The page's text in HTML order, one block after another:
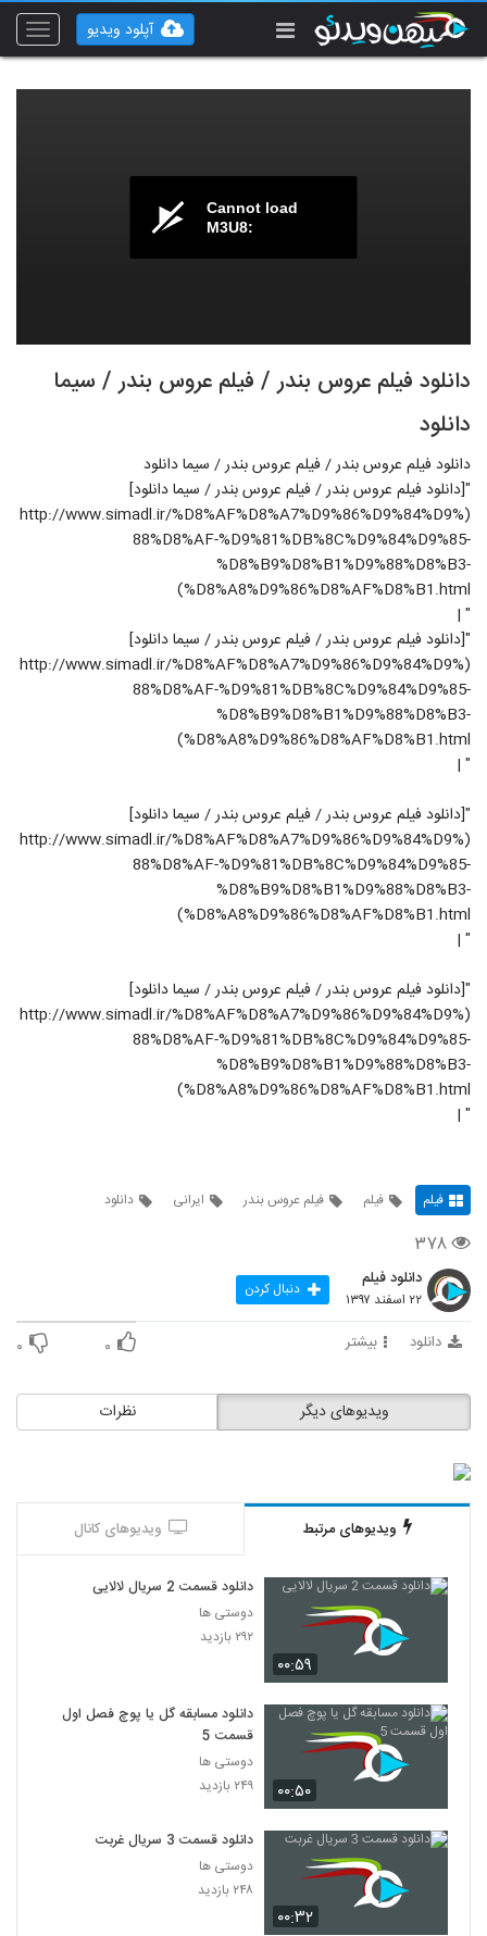
Toggle
آپلود ویدیو
Cannot load
M3U8:
دانلود فیلم عروس بندر / فیلم عروس بندر / سیما
دانلود
دانلود فیلم عروس بندر / فیلم عروس بندر / سیما دانلود
"[دانلود فیلم عروس بندر / فیلم عروس بندر / سیما دانلود]
(http://www.simadl.ir/%D8%AF%D8%A7%D9%86%D9%84%D9%
88%D8%AF-%D9%81%DB%8C%D9%84%D9%85-
%D8%B9%D8%B1%D9%88%D8%B3-
%D8%A8%D9%86%D8%AF%D8%B1.html)
" |
"[دانلود فیلم عروس بندر / فیلم عروس بندر / سیما دانلود]
(http://www.simadl.ir/%D8%AF%D8%A7%D9%86%D9%84%D9%
88%D8%AF-%D9%81%DB%8C%D9%84%D9%85-
%D8%B9%D8%B1%D9%88%D8%B3-
%D8%A8%D9%86%D8%AF%D8%B1.html)
" |
"[دانلود فیلم عروس بندر / فیلم عروس بندر / سیما دانلود]
(http://www.simadl.ir/%D8%AF%D8%A7%D9%86%D9%84%D9%
88%D8%AF-%D9%81%DB%8C%D9%84%D9%85-
%D8%B9%D8%B1%D9%88%D8%B3-
%D8%A8%D9%86%D8%AF%D8%B1.html)
" |
"[دانلود فیلم عروس بندر / فیلم عروس بندر / سیما دانلود]
(http://www.simadl.ir/%D8%AF%D8%A7%D9%86%D9%84%D9%
88%D8%AF-%D9%81%DB%8C%D9%84%D9%85-
%D8%B9%D8%B1%D9%88%D8%B3-
%D8%A8%D9%86%D8%AF%D8%B1.html)
" |
فیلم فیلم فیلم عروس بندر ایرانی دانلود
۳۷۸
دانلود فیلم
۲۲ اسفند ۱۳۹۷ دنبال کردن
دانلود بیشتر ۰ ۰
نظرات ویدیوهای دیگر
ویدیوهای مرتبط ویدیوهای کانال
۰۰:۵۹
دانلود قسمت 2 سریال لالایی
دوستی ها
۲۹۲ بازدید
۰۰:۵۰
دانلود مسابقه گل یا پوچ فصل اول
قسمت 5
دوستی ها
۲۴۹ بازدید
۰۰:۳۲
دانلود قسمت 3 سریال غربت
دوستی ها
۲۴۸ بازدید